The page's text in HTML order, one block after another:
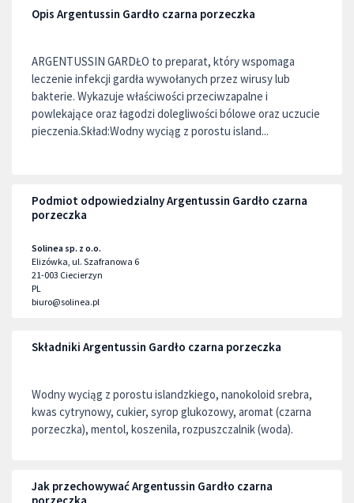
Opis Argentussin Gardło czarna porzeczka
ARGENTUSSIN GARDŁO to preparat, który wspomaga
leczenie infekcji gardła wywołanych przez wirusy lub
bakterie. Wykazuje właściwości przeciwzapalne i
powlekające oraz łagodzi dolegliwości bólowe oraz uczucie
pieczenia.Skład:Wodny wyciąg z porostu island...
Podmiot odpowiedzialny Argentussin Gardło czarna
porzeczka
Solinea sp. z o.o.
Elizówka, ul. Szafranowa 6
21-003 Ciecierzyn
PL
biuro@solinea.pl
Składniki Argentussin Gardło czarna porzeczka
Wodny wyciąg z porostu islandzkiego, nanokoloid srebra,
kwas cytrynowy, cukier, syrop glukozowy, aromat (czarna
porzeczka), mentol, koszenila, rozpuszczalnik (woda).
Jak przechowywać Argentussin Gardło czarna